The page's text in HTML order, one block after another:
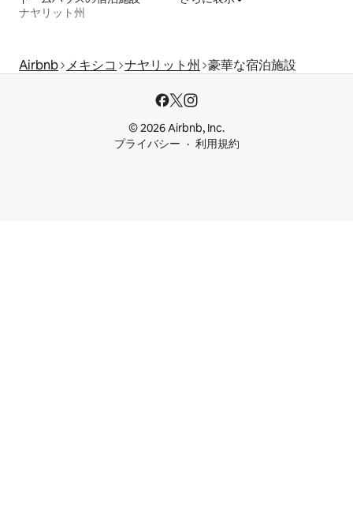
ナヤリット州
Airbnb メキシコ ナヤリット州 豪華な宿泊施設
© 2026 Airbnb, Inc.
プライバシー
利用規約